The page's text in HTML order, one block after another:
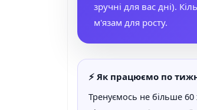
зручні для вас дні).
м'язам для росту.
⚡ Як працюємо по
Тренуємось не більше